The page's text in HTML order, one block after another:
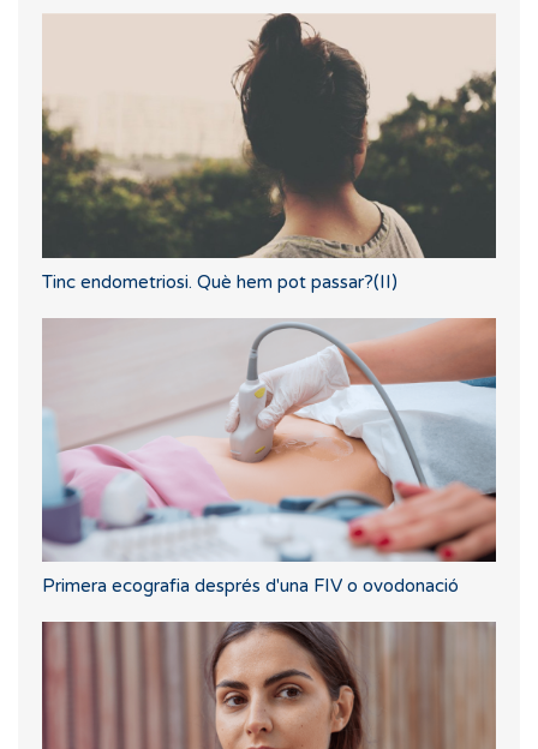
Tinc endometriosi. Què hem pot passar?(II)
Primera ecografia després d'una FIV o ovodonació